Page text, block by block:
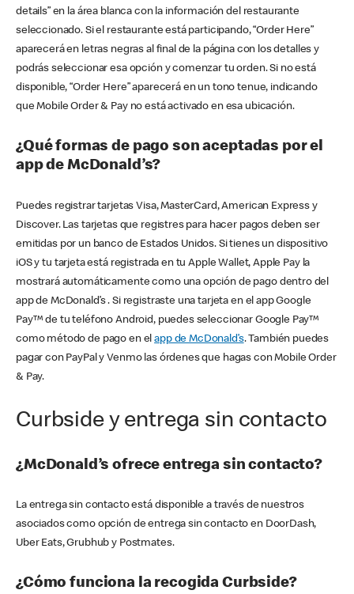
details” en la área blanca con la información del restaurante
seleccionado. Si el restaurante está participando, “Order Here”
aparecerá en letras negras al final de la página con los detalles y
podrás seleccionar esa opción y comenzar tu orden. Si no está
disponible, “Order Here” aparecerá en un tono tenue, indicando
que Mobile Order & Pay no está activado en esa ubicación.
¿Qué formas de pago son aceptadas por el
app de McDonald’s?
Puedes registrar tarjetas Visa, MasterCard, American Express y
Discover. Las tarjetas que registres para hacer pagos deben ser
emitidas por un banco de Estados Unidos. Si tienes un dispositivo
iOS y tu tarjeta está registrada en tu Apple Wallet, Apple Pay la
mostrará automáticamente como una opción de pago dentro del
app de McDonald’s . Si registraste una tarjeta en el app Google
Pay™ de tu teléfono Android, puedes seleccionar Google Pay™
como método de pago en elapp de McDonald’s. También puedes
pagar con PayPal y Venmo las órdenes que hagas con Mobile Order
& Pay.
Curbside y entrega sin contacto
¿McDonald’s ofrece entrega sin contacto?
La entrega sin contacto está disponible a través de nuestros
asociados como opción de entrega sin contacto en DoorDash,
Uber Eats, Grubhub y Postmates.
¿Cómo funciona la recogida Curbside?